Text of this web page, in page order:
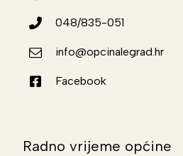
048/835-051
info@opcinalegrad.hr
Facebook
Radno vrijeme općine